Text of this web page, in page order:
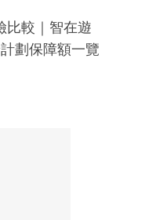
比較｜智在遊
劃保障額一覽